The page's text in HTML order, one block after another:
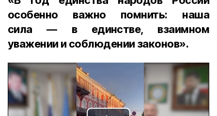
особенно важно помнить: наша
сила — в единстве, взаимном
уважении и соблюдении законов».